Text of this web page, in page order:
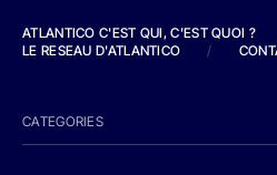
ATLANTICO C'EST QUI, C'EST QUOI ?
LE RESEAU D'ATLANTICO
/
CATEGORIES